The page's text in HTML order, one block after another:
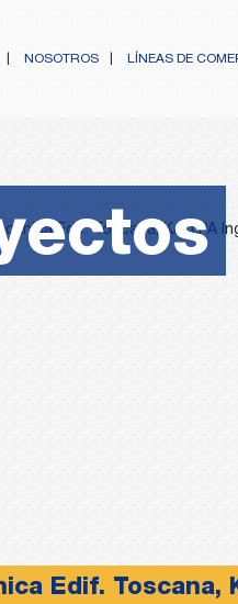
NOSOTROS LÍNEAS DE
Edif. Toscana,